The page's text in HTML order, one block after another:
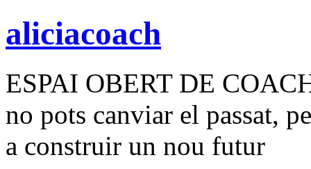
aliciacoach
ESPAI OBERT DE
no pots canviar el passat,
a construir un nou futur